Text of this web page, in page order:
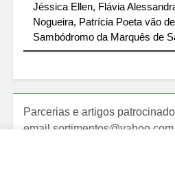
Jéssica Ellen, Flávia
Nogueira, Patrícia Poeta vão
Sambódromo da Marquês de
Parcerias e artigos
email